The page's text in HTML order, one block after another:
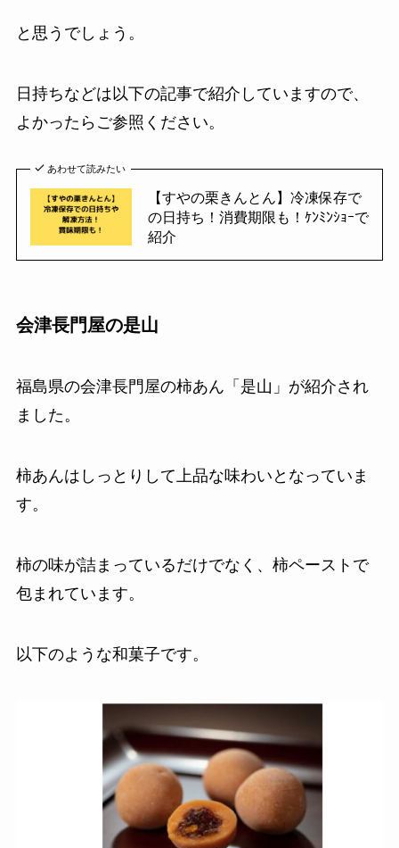
と思うでしょう。
日持ちなどは以下の記事で紹介していますので、
よかったらご参照ください。
あわせて読みたい
【すやの栗きんとん】冷凍保存で
の日持ち！消費期限も！ｹﾝﾐﾝｼｮｰで
紹介
会津長門屋の是山
福島県の会津長門屋の柿あん「是山」が紹介され
ました。
柿あんはしっとりして上品な味わいとなっていま
す。
柿の味が詰まっているだけでなく、柿ペーストで
包まれています。
以下のような和菓子です。